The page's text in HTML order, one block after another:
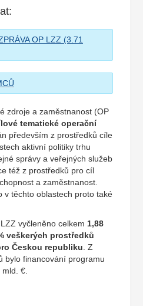
OP LZZ
zdroje a zaměstnanost (OP
tematické operační
především z prostředků cíle
aktivní politiky trhu
správy a veřejných služeb
též z prostředků pro cíl
a zaměstnanost.
v těchto oblastech proto také
vyčleněno celkem 1,88
veškerých prostředků
Českou republiku . Z
bylo financování programu
€.